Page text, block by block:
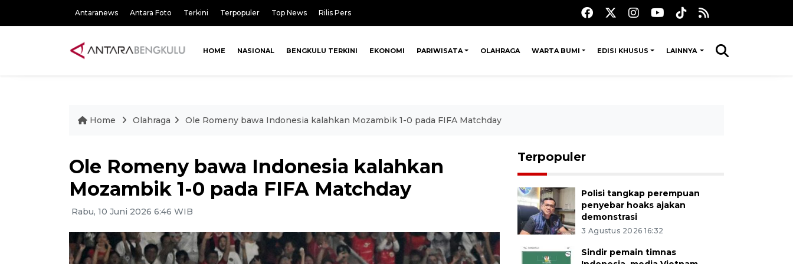
Antaranews Antara Foto Terkini Terpopuler Top News Rilis Pers
HOME NASIONAL BENGKULU TERKINI EKONOMI PARIWISATA OLAHRAGA WARTA BUMI EDISI KHUSUS LAINNYA
Home Olahraga Ole Romeny bawa Indonesia kalahkan Mozambik 1-0 pada FIFA Matchday
Ole Romeny bawa Indonesia kalahkan
Mozambik 1-0 pada FIFA Matchday
Rabu, 10 Juni 2026 6:46 WIB
Terpopuler
Polisi tangkap perempuan
penyebar hoaks ajakan
demonstrasi
3 Agustus 2026 16:32
Sindir pemain timnas